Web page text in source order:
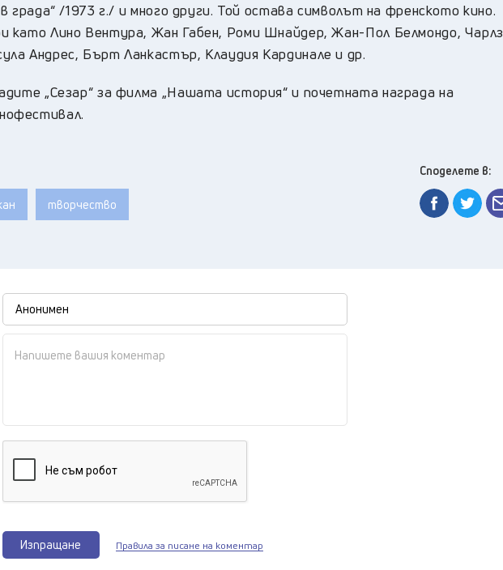
града“ /1973 г./ и много други. Той остава символът на френското кино.
като Лино Вентура, Жан Габен, Роми Шнайдер, Жан-Пол Белмондо, Чарлз
Андрес, Бърт Ланкастър, Клаудия Кардинале и др.
„Сезар“ за филма „Нашата история“ и почетната награда на
творчество
Споделете в:
Изпращане Правила за писане на коментар